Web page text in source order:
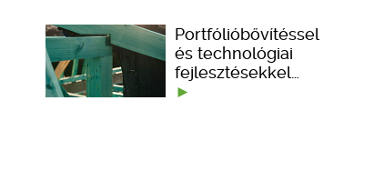
Portfólióbővítéssel
és technológiai
fejlesztésekkel…